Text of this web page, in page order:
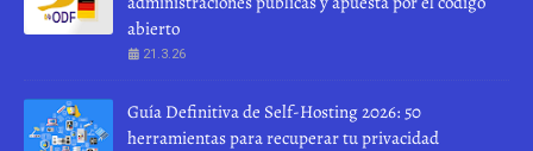
abierto
21.3.26
Guía Definitiva de Self-Hosting 2026: 50
herramientas para recuperar tu privacidad